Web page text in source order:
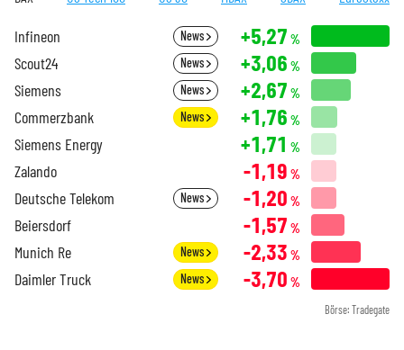
Infineon News +5,27 %
Scout24 News +3,06 %
Siemens News +2,67 %
Commerzbank News +1,76 %
Siemens Energy +1,71 %
Zalando -1,19 %
Deutsche Telekom News -1,20 %
Beiersdorf -1,57 %
Munich Re News -2,33 %
Daimler Truck News -3,70 %
Börse: Tradegate